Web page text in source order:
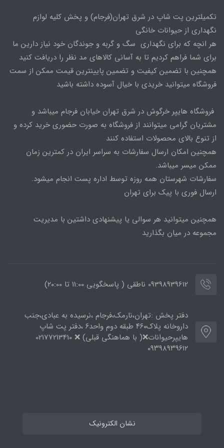
تکمیلترین پت شاپ در شرق تهران(فرجام) و پخش کلیه لوازم
نگهداری از حیوانات خانگی
هر انچه که برای نگهداری سگ و گربه و جوندگان خود نیاز دارین ما
برای شما فراهم کردیم تا به آسانی کالاهای مد نظر را دریافت کنید
همچنین با تضمین کیفیت و تضمین پایینترین قیمت ممکن از سمت
فروشگاه میتوانید خریدی با خیال آسوده داشته باشید
فروشگاه هایپر خرگوش در شرق تهران خیابان فرجام میباشد و
مشتریان گرامی میتوانند از فروشگاه به صورت حضوری خرید کرده و
از تنوع بالای محصولات استفاده کنند
همچنین امکان ارسال سفارشات به سراسر ایران در کمترین زمان
ممکن میسر میباشد.
سفارشات شهرستان همه روزه توسط اداره پست انجام میشود.
ارسال فوری با پیک برای تهران
همچنین میتوانید هر سوالی یا پیشنهادی داشتین با مدیریت
مجموعه در میان بگذارید
09398939612 ناطقی ( پاسخگویی 11:00 تا ۲۰:00)
دفتر پخش :تهران،نارمک،فرجام ،نرسیده به عبادی،جنب
داروخانه پلاک۴۶۰ طبقه دوم واحد۶ ،دفتر پت شاپ
هایپرحیوانات❌( با هماهنگی قبلی) ❌ 02177213410
۰۹۳۹۸۹۳۹۶۱۲
نشان الکترونیک